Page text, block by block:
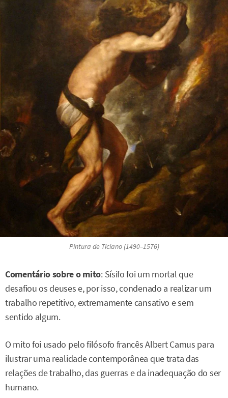
Pintura de Ticiano (1490–1576)
Comentário sobre o mito: Sísifo foi um mortal que
desafiou os deuses e, por isso, condenado a realizar um
trabalho repetitivo, extremamente cansativo e sem
sentido algum.
O mito foi usado pelo filósofo francês Albert Camus para
ilustrar uma realidade contemporânea que trata das
relações de trabalho, das guerras e da inadequação do ser
humano.